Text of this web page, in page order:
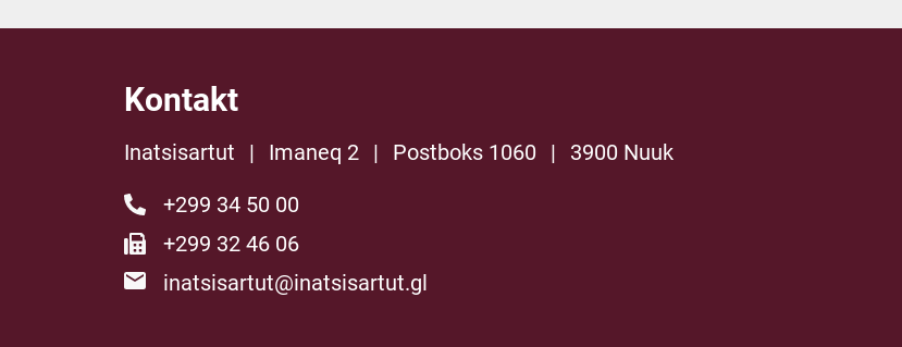
Kontakt
Inatsisartut | Imaneq 2 | Postboks 1060 |
3900 Nuuk
+299 34 50 00
+299 32 46 06
inatsisartut@inatsisartut.gl